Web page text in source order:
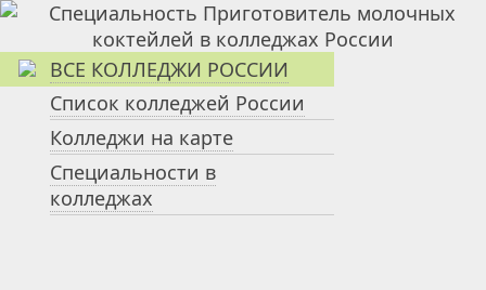
ВСЕ КОЛЛЕДЖИ РОССИИ
Список колледжей России
Колледжи на карте
Специальности в
колледжах